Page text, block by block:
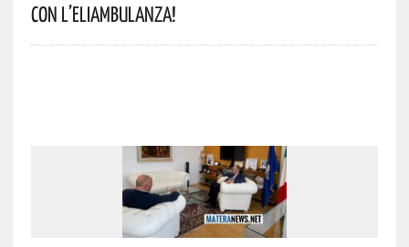
Con L’eliambulanza!